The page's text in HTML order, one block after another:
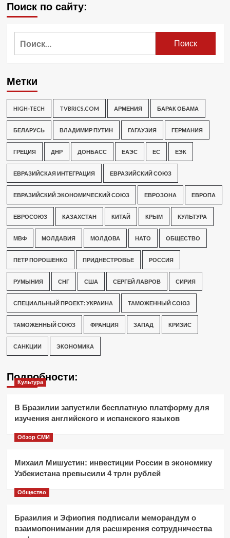
Поиск по сайту:
Метки
HIGH-TECH TVBRICS.COM АРМЕНИЯ БАРАК ОБАМА
БЕЛАРУСЬ ВЛАДИМИР ПУТИН ГАГАУЗИЯ ГЕРМАНИЯ
ГРЕЦИЯ ДНР ДОНБАСС ЕАЭС ЕС ЕЭК
ЕВРАЗИЙСКАЯ ИНТЕГРАЦИЯ ЕВРАЗИЙСКИЙ СОЮЗ
ЕВРАЗИЙСКИЙ ЭКОНОМИЧЕСКИЙ СОЮЗ ЕВРОЗОНА ЕВРОПА
ЕВРОСОЮЗ КАЗАХСТАН КИТАЙ КРЫМ КУЛЬТУРА
МВФ МОЛДАВИЯ МОЛДОВА НАТО ОБЩЕСТВО
ПЕТР ПОРОШЕНКО ПРИДНЕСТРОВЬЕ РОССИЯ
РУМЫНИЯ СНГ США СЕРГЕЙ ЛАВРОВ СИРИЯ
СПЕЦИАЛЬНЫЙ ПРОЕКТ: УКРАИНА ТАМОЖЕННЫЙ СОЮЗ
ТАМОЖЕННЫЙ СОЮЗ ФРАНЦИЯ ЗАПАД КРИЗИС
САНКЦИИ ЭКОНОМИКА
Подробности:
Культура
В Бразилии запустили бесплатную платформу для
изучения английского и испанского языков
Обзор СМИ
Михаил Мишустин: инвестиции России в экономику
Узбекистана превысили 4 трлн рублей
Общество
Бразилия и Эфиопия подписали меморандум о
взаимопонимании для расширения сотрудничества